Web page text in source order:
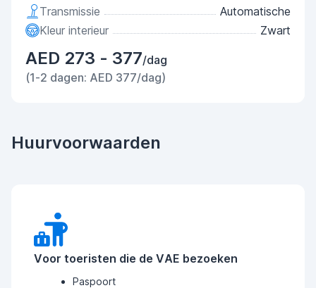
Transmissie
Automatische
Kleur interieur
Zwart
AED 273 - 377/dag
(1-2 dagen: AED 377/dag)
Huurvoorwaarden
Voor toeristen die de VAE bezoeken
Paspoort